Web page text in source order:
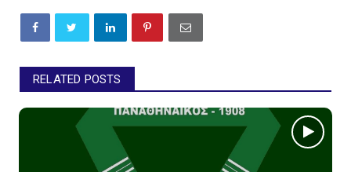
RELATED POSTS